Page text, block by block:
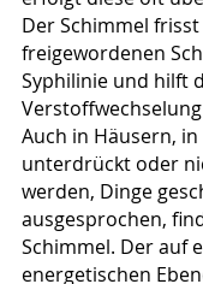
Der Schimmel
freigewordenen
Syphilinie und hilft
Auch in Häusern,
unterdrückt oder
werden, Dinge
ausgesprochen,
Schimmel. Der auf
energetischen